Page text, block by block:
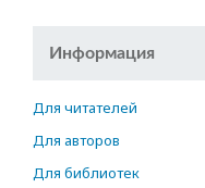
Информация
Для читателей
Для авторов
Для библиотек